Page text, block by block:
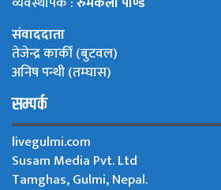
संवाददाता
तेजेन्द्र कार्की (बुटवल)
अनिष पन्थी (तम्घास)
सम्पर्क
livegulmi.com
Susam Media Pvt. Ltd
Tamghas, Gulmi, Nepal.